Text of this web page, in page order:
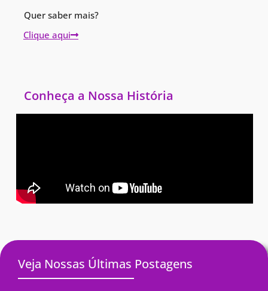
Quer saber mais?
Clique aqui
Conheça a Nossa História
Veja Nossas Últimas Postagens